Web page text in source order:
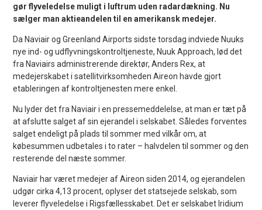
gør flyveledelse muligt i luftrum uden radardækning. Nu
sælger man aktieandelen til en amerikansk medejer.
Da Naviair og Greenland Airports sidste torsdag indviede Nuuks
nye ind- og udflyvningskontroltjeneste, Nuuk Approach, lød det
fra Naviairs administrerende direktør, Anders Rex, at
medejerskabet i satellitvirksomheden Aireon havde gjort
etableringen af kontroltjenesten mere enkel.
Nu lyder det fra Naviair i en pressemeddelelse, at man er tæt på
at afslutte salget af sin ejerandel i selskabet. Således forventes
salget endeligt på plads til sommer med vilkår om, at
købesummen udbetales i to rater – halvdelen til sommer og den
resterende del næste sommer.
Naviair har været medejer af Aireon siden 2014, og ejerandelen
udgør cirka 4,13 procent, oplyser det statsejede selskab, som
leverer flyveledelse i Rigsfællesskabet. Det er selskabet Iridium